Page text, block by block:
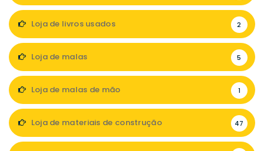
Loja de livros usados 2
Loja de malas 5
Loja de malas de mão 1
Loja de materiais de construção 47